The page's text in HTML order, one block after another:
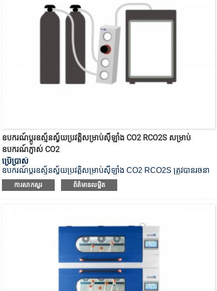
ឧបករណ៍ប្តូរឧស្ម័នស្វ័យប្រវត្តិសម្រាប់ស៊ីឡាំង CO2 RCO2S សម្រាប់
ឧបករណ៍ភ្ញាស់ CO2
ប្រើប្រាស់
ឧបករណ៍ប្តូរឧស្ម័នស្វ័យប្រវត្តិសម្រាប់ស៊ីឡាំង CO2 RCO2S ត្រូវបានរចនា
ឡើងសម្រាប់តម្រូវការផ្គត់ផ្គង់ឧស្ម័នដែលមិនមានការរំខាន។
ការសាកសួរ ព័ត៌មានលម្អិត